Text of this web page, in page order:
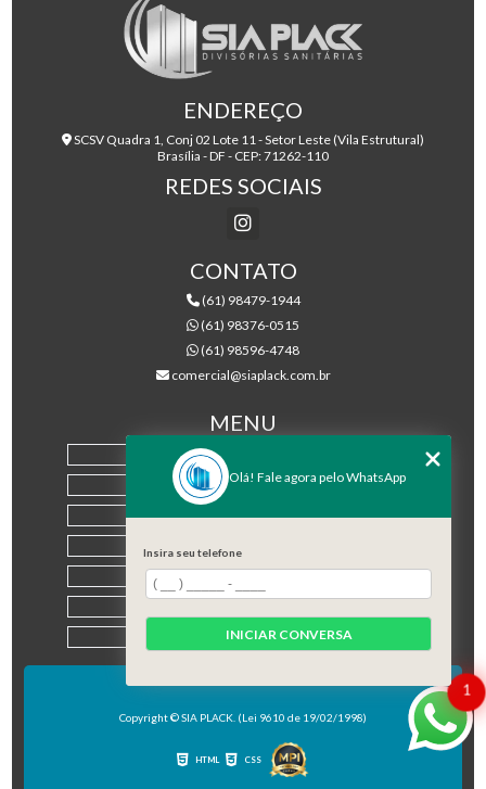
ENDEREÇO
SCSV Quadra 1, Conj 02 Lote 11 - Setor Leste (Vila Estrutural)
Brasília - DF - CEP: 71262-110
REDES SOCIAIS
CONTATO
(61) 98479-1944
(61) 98376-0515
(61) 98596-4748
comercial@siaplack.com.br
MENU
EMPRESA
PRODUTOS
CONTATO
MAPA DO SITE
Copyright © SIA PLACK. (Lei 9610 de 19/02/1998)
HTML CSS
1
Olá! Fale agora pelo WhatsApp
Insira seu telefone
INICIAR CONVERSA